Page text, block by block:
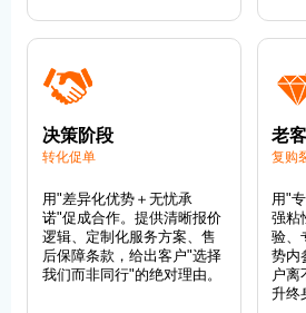
决策阶段
转化促单
用"差异化优势＋无忧承
诺"促成合作。提供清晰报价
逻辑、定制化服务方案、售
后保障条款，给出客户"选择
我们而非同行"的绝对理由。
老
复购
用"
强粘
验、
势内
户离
升终